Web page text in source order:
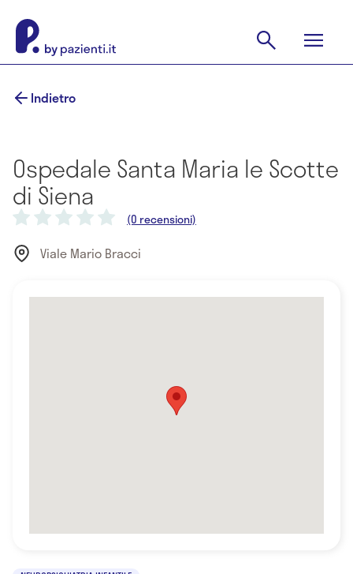
Indietro
Ospedale Santa Maria le Scotte
di Siena
(0 recensioni)
Viale Mario Bracci